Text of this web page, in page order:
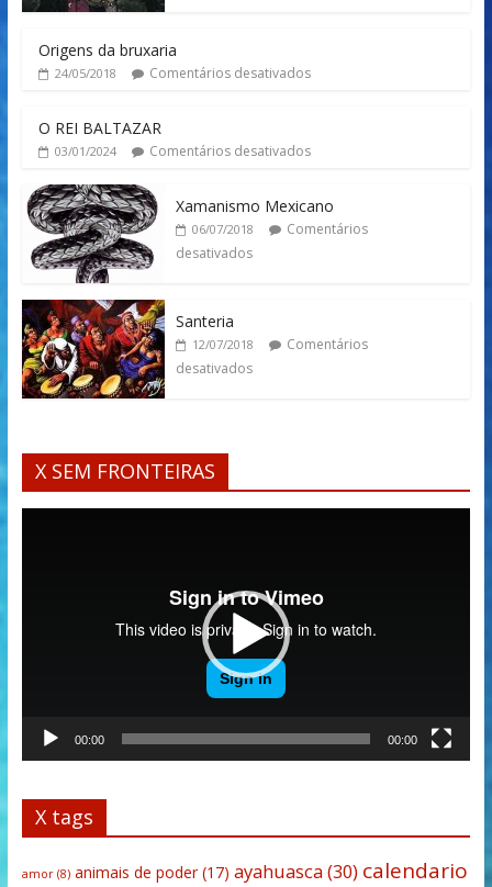
Origens da bruxaria
24/05/2018 Comentários desativados
O REI BALTAZAR
03/01/2024 Comentários desativados
Xamanismo Mexicano
06/07/2018
Comentários
desativados
Santeria
12/07/2018
Comentários
desativados
X SEM FRONTEIRAS
00:00 00:00
X tags
amor(8) animais de poder(17) ayahuasca(30) calendario